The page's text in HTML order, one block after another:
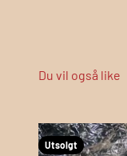
Utsolgt